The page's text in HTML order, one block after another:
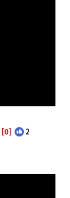
[0] 2